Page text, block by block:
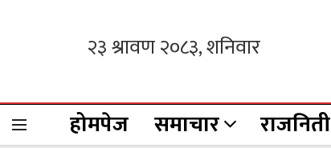
होमपेज समाचार राजनिती